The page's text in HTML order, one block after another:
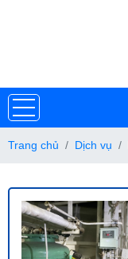
Trang chủ Dịch vụ